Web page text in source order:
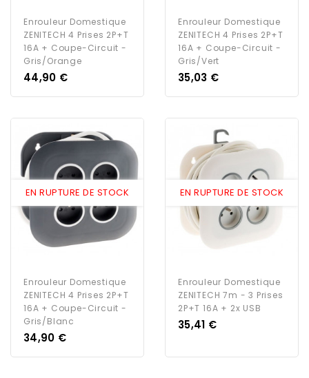
Enrouleur Domestique
ZENITECH 4 Prises 2P+T
16A + Coupe-Circuit -
Gris/Orange
Prix
44,90 €
Enrouleur Domestique
ZENITECH 4 Prises 2P+T
16A + Coupe-Circuit -
Gris/Vert
Prix
35,03 €
EN RUPTURE DE STOCK
Enrouleur Domestique
ZENITECH 4 Prises 2P+T
16A + Coupe-Circuit -
Gris/Blanc
Prix
34,90 €
EN RUPTURE DE STOCK
Enrouleur Domestique
ZENITECH 7m - 3 Prises
2P+T 16A + 2x USB
Prix
35,41 €